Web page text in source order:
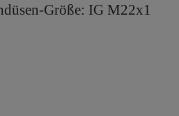
Größe: IG M22x1